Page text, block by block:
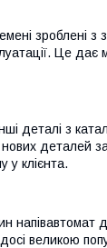
зроблені з
Це дає
деталі з
деталей
у клієнта.
напівавтомат
великою